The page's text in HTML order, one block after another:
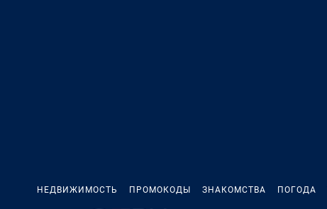
НЕДВИЖИМОСТЬ ПРОМОКОДЫ ЗНАКОМСТВА ПОГОДА